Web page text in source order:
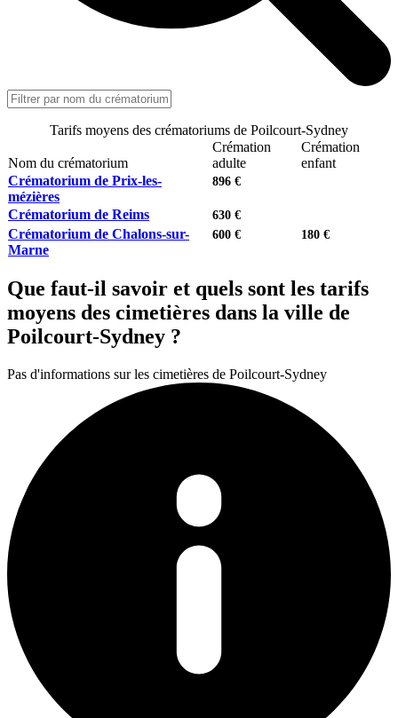
Tarifs moyens des crématoriums de Poilcourt-Sydney
Nom du crématorium
Crémation
adulte
Crémation
enfant
Crématorium de Prix-les-
mézières
896 €
Crématorium de Reims 630 €
Crématorium de Chalons-sur-
Marne
600 € 180 €
Que faut-il savoir et quels sont les tarifs
moyens des cimetières dans la ville de
Poilcourt-Sydney ?
Pas d'informations sur les cimetières de Poilcourt-Sydney